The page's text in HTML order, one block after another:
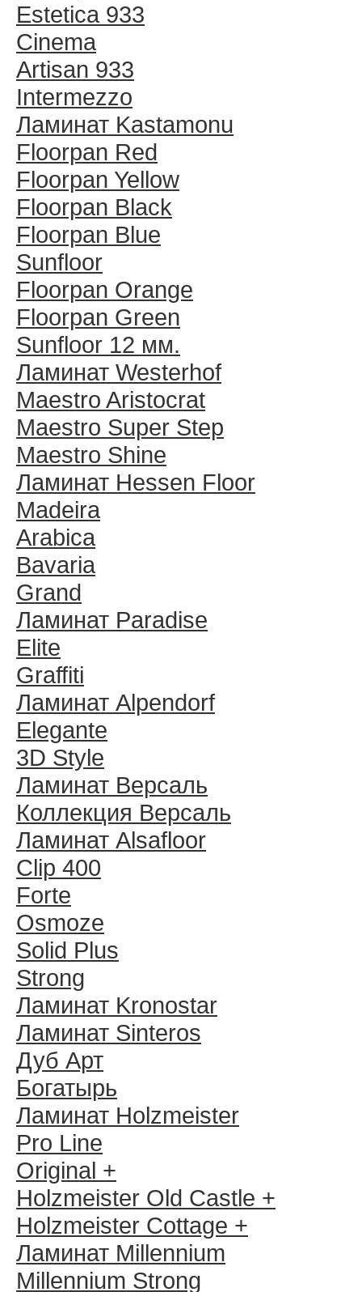
Estetica 933
Cinema
Artisan 933
Intermezzo
Ламинат Kastamonu
Floorpan Red
Floorpan Yellow
Floorpan Black
Floorpan Blue
Sunfloor
Floorpan Orange
Floorpan Green
Sunfloor 12 мм.
Ламинат Westerhof
Maestro Aristocrat
Maestro Super Step
Maestro Shine
Ламинат Hessen Floor
Madeira
Arabica
Bavaria
Grand
Ламинат Paradise
Elite
Graffiti
Ламинат Alpendorf
Elegante
3D Style
Ламинат Версаль
Коллекция Версаль
Ламинат Alsafloor
Clip 400
Forte
Osmoze
Solid Plus
Strong
Ламинат Kronostar
Ламинат Sinteros
Дуб Арт
Богатырь
Ламинат Holzmeister
Pro Line
Original +
Holzmeister Old Castle +
Holzmeister Cottage +
Ламинат Millennium
Millennium Strong